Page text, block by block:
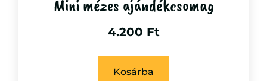
Mini mézes ajándékcsomag
4.200 Ft
Kosárba